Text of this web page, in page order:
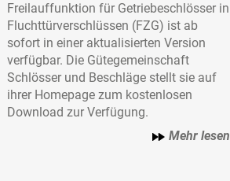
Freilauffunktion für Getriebeschlösser in
Fluchttürverschlüssen (FZG) ist ab
sofort in einer aktualisierten Version
verfügbar. Die Gütegemeinschaft
Schlösser und Beschläge stellt sie auf
ihrer Homepage zum kostenlosen
Download zur Verfügung.
Mehr lesen